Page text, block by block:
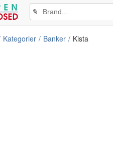
✎
Kategorier Banker Kista